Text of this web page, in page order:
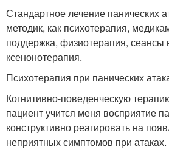
Стандартное лечение панических
методик, как психотерапия,
поддержка, физиотерапия, сеансы
ксенонотерапия.
Психотерапия при панических
Когнитивно-поведенческую
пациент учится меня восприятие
конструктивно реагировать на
неприятных симптомов при атаках.